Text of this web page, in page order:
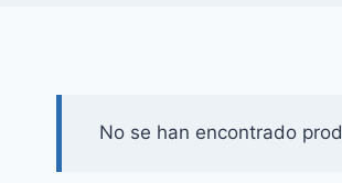
No se han encontrado